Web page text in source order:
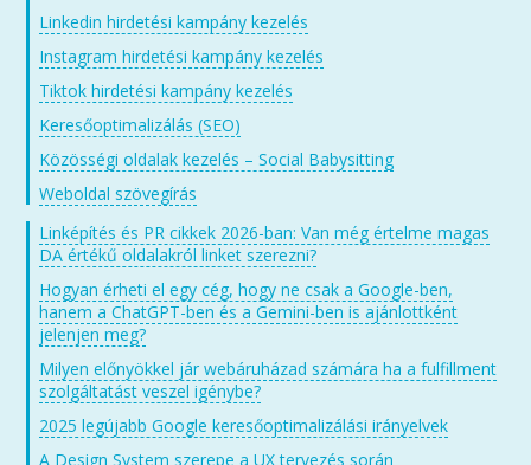
Linkedin hirdetési kampány kezelés
Instagram hirdetési kampány kezelés
Tiktok hirdetési kampány kezelés
Keresőoptimalizálás (SEO)
Közösségi oldalak kezelés – Social Babysitting
Weboldal szövegírás
Linképítés és PR cikkek 2026-ban: Van még értelme magas
DA értékű oldalakról linket szerezni?
Hogyan érheti el egy cég, hogy ne csak a Google-ben,
hanem a ChatGPT-ben és a Gemini-ben is ajánlottként
jelenjen meg?
Milyen előnyökkel jár webáruházad számára ha a fulfillment
szolgáltatást veszel igénybe?
2025 legújabb Google keresőoptimalizálási irányelvek
A Design System szerepe a UX tervezés során